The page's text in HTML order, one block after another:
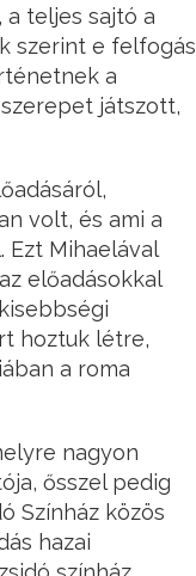
teljes sajtó a
szerint e felfogás
a
játszott,
volt, és ami a
Ezt Mihaelával
előadásokkal
hoztuk létre,
a roma
nagyon
ősszel pedig
Színház közös
hazai